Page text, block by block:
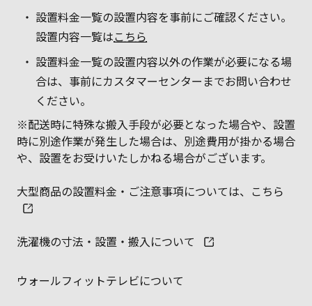
設置料金一覧の設置内容を事前にご確認ください。
設置内容一覧はこちら
設置料金一覧の設置内容以外の作業が必要になる場
合は、事前にカスタマーセンターまでお問い合わせ
ください。
※配送時に特殊な搬入手段が必要となった場合や、設置
時に別途作業が発生した場合は、別途費用が掛かる場合
や、設置をお受けいたしかねる場合がございます。
大型商品の設置料金・ご注意事項については、こちら
洗濯機の寸法・設置・搬入について
ウォールフィットテレビについて